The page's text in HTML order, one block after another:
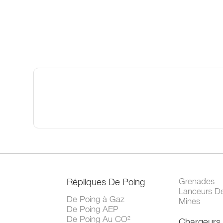
Répliques De Poing
De Poing à Gaz
De Poing AEP
De Poing Au CO²
Grenades
Lanceurs
Mines